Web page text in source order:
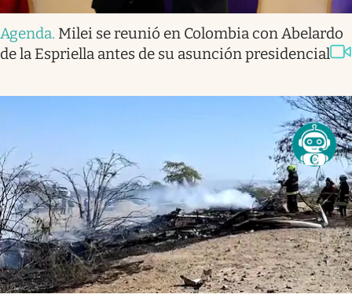
Agenda. Milei se reunió en Colombia con Abelardo
de la Espriella antes de su asunción presidencial